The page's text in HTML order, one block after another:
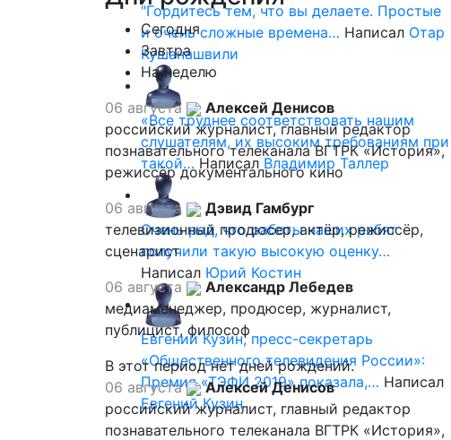
"Гордитесь тем, что вы делаете. Простые
и очень сложные времена… Написал Отар
Кушанашвили
«Все труднее соответствовать нашим
слушателям, их высоким требованиям при
такой… Написал Владимир Таллер
Очень рад, что работы наших ребят
получили такую высокую оценку…
Написал Юрий Костин
Евгений Кузин, пресс-секретарь
«Общественного телевидения России»:
Премия «ТЭФИ 2019» показала,… Написал
Евгений Кузин
Сегодня
Завтра
На неделю
06 августа
Алексей Денисов
российский журналист, главный редактор
познавательного телеканала ВГТРК «История»,
режиссёр документального кино
06 августа
Дэвид Гамбург
телевизионный продюсер, актёр, режиссёр,
сценарист
06 августа
Александр Лебедев
медиаменеджер, продюсер, журналист,
публицист, философ
В этот период нет дней рождений.
06 августа
Алексей Денисов
российский журналист, главный редактор
познавательного телеканала ВГТРК «История»,